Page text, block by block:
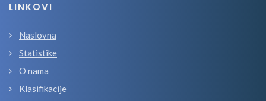
LINKOVI
Naslovna
Statistike
O nama
Klasifikacije